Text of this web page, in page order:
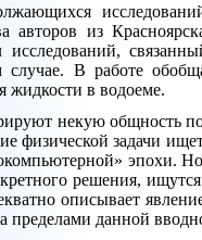
авторов из
исследований,
В работе
жидкости в водоеме.
некую общность
физической задачи
эпохи.
решения,
описывает
пределами данной